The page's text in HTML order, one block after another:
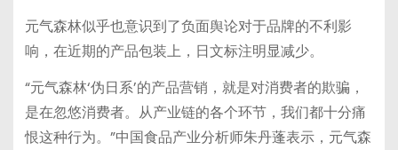
元气森林似乎也意识到了负面舆论对于品牌的不利影
响，在近期的产品包装上，日文标注明显减少。
“元气森林‘伪日系’的产品营销，就是对消费者的欺骗，
是在忽悠消费者。从产业链的各个环节，我们都十分痛
恨这种行为。”中国食品产业分析师朱丹蓬表示，元气森